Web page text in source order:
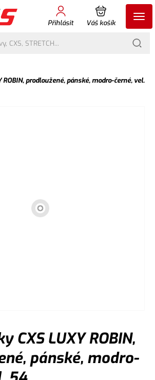
Přihlásit Váš košík
ROBIN, prodloužené, pánské, modro-černé, vel.
CXS LUXY ROBIN,
pánské, modro-